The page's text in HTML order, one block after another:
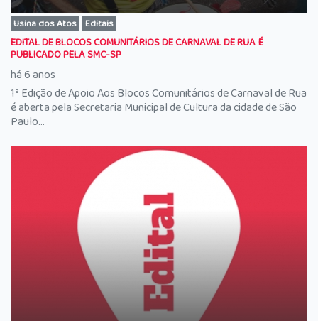
Usina dos Atos Editais
EDITAL DE BLOCOS COMUNITÁRIOS DE CARNAVAL DE RUA É
PUBLICADO PELA SMC-SP
há 6 anos
1ª Edição de Apoio Aos Blocos Comunitários de Carnaval de Rua
é aberta pela Secretaria Municipal de Cultura da cidade de São
Paulo...